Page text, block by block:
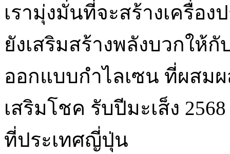
เรามุ่งมั่นที่จะสร้างเครื่อ
ยังเสริมสร้างพลังบวกให้
ออกแบบกำไลเซน ที่ผสม
เสริมโชค รับปีมะเส็ง
ที่ประเทศญี่ปุ่น